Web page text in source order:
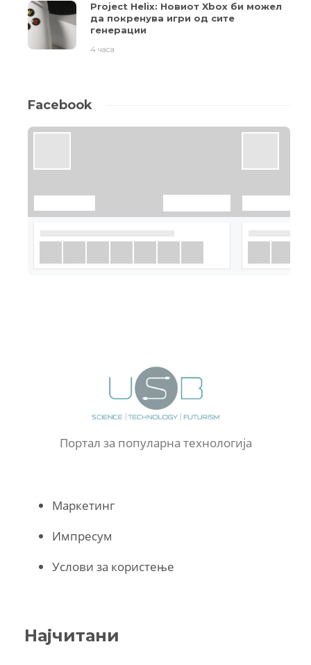
Project Helix: Новиот Xbox би можел
да покренува игри од сите
генерации
4 часа
Facebook
Портал за популарна технологија
Маркетинг
Импресум
Услови за користење
Најчитани